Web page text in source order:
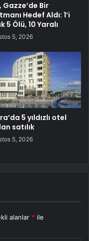
Gazze’de Bir
Hedef Aldı: 1’i
5 Ölü, 10 Yaralı
5, 2026
5 yıldızlı otel
satılık
5, 2026
alanlar * ile